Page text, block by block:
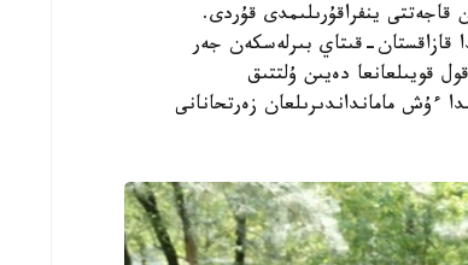
قاجەتتى ينفراقۇرىلىمدى قۇردى.
قازاقستان-قىتاي بىرلەسكەن جەر
قويىلعانعا دەيىن ۇلتتىق
ءۇش مامانداندىرىلعان زەرتحانانى